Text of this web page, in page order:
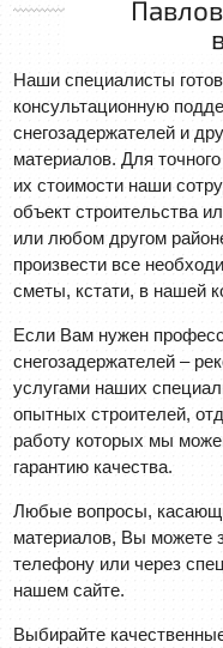
Наши специалисты
консультационную
снегозадержателей и
материалов. Для
их стоимости наши
объект строительства
или любом другом
произвести все
сметы, кстати, в нашей
Если Вам нужен
снегозадержателей –
услугами наших
опытных строителей,
работу которых мы
гарантию качества.
Любые вопросы,
материалов, Вы можете
телефону или через
нашем сайте.
Выбирайте